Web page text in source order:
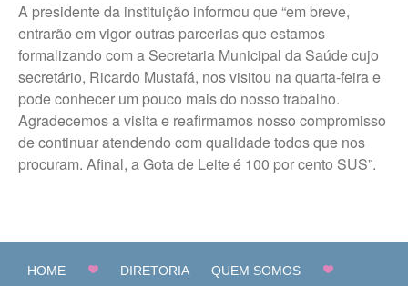
A presidente da instituição informou que “em breve,
entrarão em vigor outras parcerias que estamos
formalizando com a Secretaria Municipal da Saúde cujo
secretário, Ricardo Mustafá, nos visitou na quarta-feira e
pode conhecer um pouco mais do nosso trabalho.
Agradecemos a visita e reafirmamos nosso compromisso
de continuar atendendo com qualidade todos que nos
procuram. Afinal, a Gota de Leite é 100 por cento SUS”.
HOME DIRETORIA QUEM SOMOS